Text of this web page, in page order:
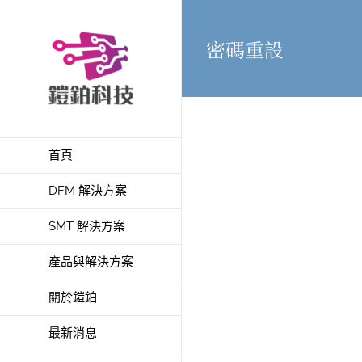
首頁
DFM 解決方案
SMT 解決方案
產品與解決方案
關於鎧鉑
最新消息
密碼重設